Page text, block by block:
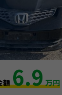
額6.9万円